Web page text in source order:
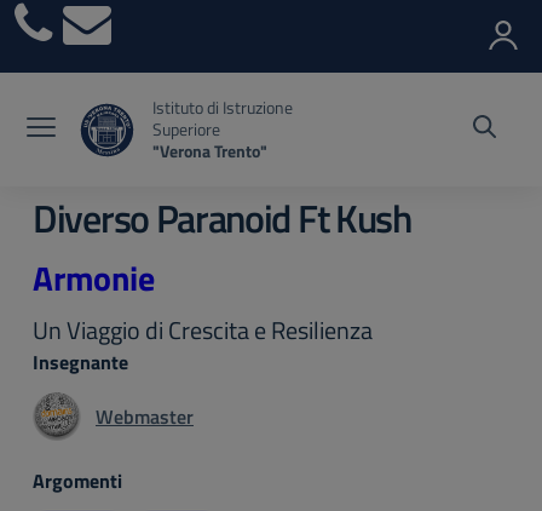
Vai ai contenuti
Vai al menu di navigazione
Vai al footer
Istituto di Istruzione
Superiore
"Verona Trento"
Diverso Paranoid Ft Kush
Armonie
Un Viaggio di Crescita e Resilienza
Insegnante
Webmaster
Argomenti